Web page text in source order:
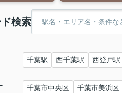
検索
千葉駅 西千葉駅 西登戸駅
千葉市中央区 千葉市美浜区